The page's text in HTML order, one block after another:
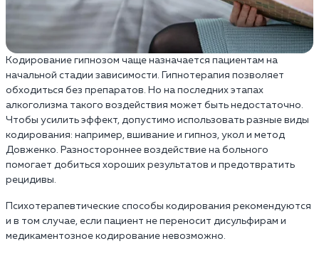
Кодирование гипнозом чаще назначается пациентам на
начальной стадии зависимости. Гипнотерапия позволяет
обходиться без препаратов. Но на последних этапах
алкоголизма такого воздействия может быть недостаточно.
Чтобы усилить эффект, допустимо использовать разные виды
кодирования: например, вшивание и гипноз, укол и метод
Довженко. Разностороннее воздействие на больного
помогает добиться хороших результатов и предотвратить
рецидивы.
Психотерапевтические способы кодирования рекомендуются
и в том случае, если пациент не переносит дисульфирам и
медикаментозное кодирование невозможно.